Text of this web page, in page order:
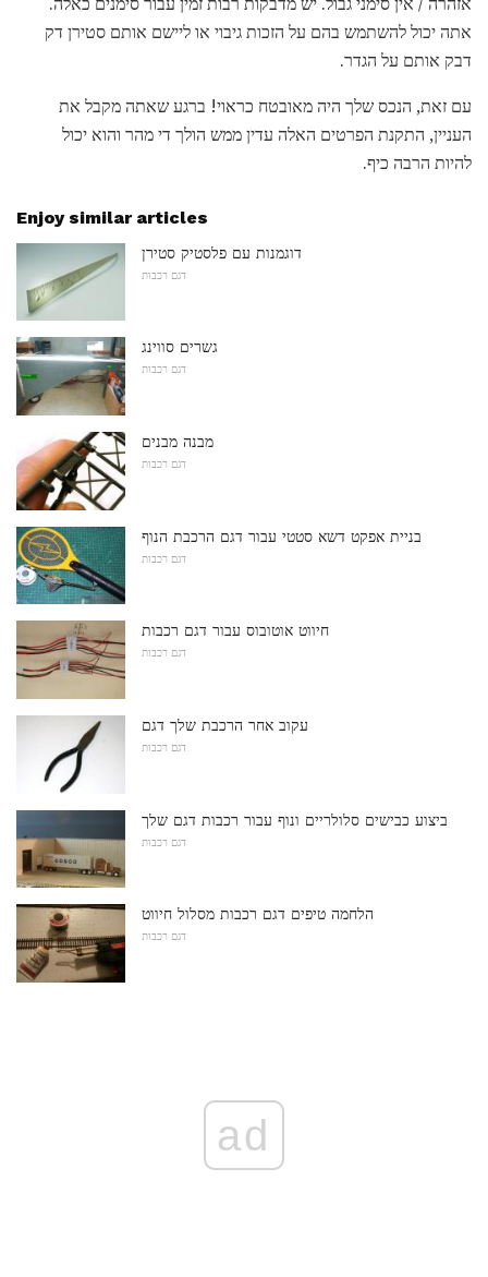
אתה יכול להשתמש בהם על הזכות גיבוי או ליישם אותם סטירן דק
דבק אותם על הגדר.
עם זאת, הנכס שלך היה מאובטח כראוי! ברגע שאתה מקבל את
העניין, התקנת הפרטים האלה עדין ממש הולך די מהר והוא יכול
להיות הרבה כיף.
Enjoy similar articles
דוגמנות עם פלסטיק סטירן
דגם רכבות
גשרים סווינג
דגם רכבות
מבנה מבנים
דגם רכבות
בניית אפקט דשא סטטי עבור דגם הרכבת הנוף
דגם רכבות
חיווט אוטובוס עבור דגם רכבות
דגם רכבות
עקוב אחר הרכבת שלך דגם
דגם רכבות
ביצוע כבישים סלולריים ונוף עבור רכבות דגם שלך
דגם רכבות
הלחמה טיפים דגם רכבות מסלול חיווט
דגם רכבות
ad